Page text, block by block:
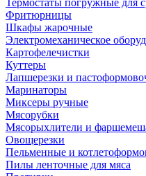
Термостаты погружные для
Фритюрницы
Шкафы жарочные
Электромеханическое
Картофелечистки
Куттеры
Лапшерезки и
Маринаторы
Миксеры ручные
Мясорубки
Мясорыхлители и
Овощерезки
Пельменные и
Пилы ленточные для мяса